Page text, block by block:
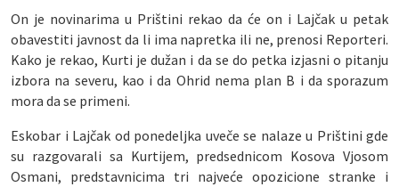
On je novinarima u Prištini rekao da će on i Lajčak u petak
obavestiti javnost da li ima napretka ili ne, prenosi Reporteri.
Kako je rekao, Kurti je dužan i da se do petka izjasni o pitanju
izbora na severu, kao i da Ohrid nema plan B i da sporazum
mora da se primeni.
Eskobar i Lajčak od ponedeljka uveče se nalaze u Prištini gde
su razgovarali sa Kurtijem, predsednicom Kosova Vjosom
Osmani, predstavnicima tri najveće opozicione stranke i